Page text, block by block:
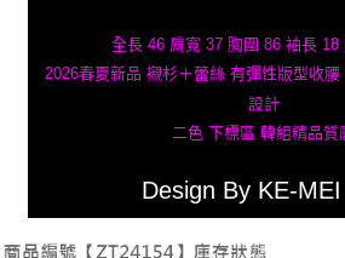
全長 46 肩寬 37 胸圍 86 袖長 18
2026春夏新品 襯杉＋蕾絲 有彈性版型收
設計
二色 下標區 韓組精品質
Design By KE-